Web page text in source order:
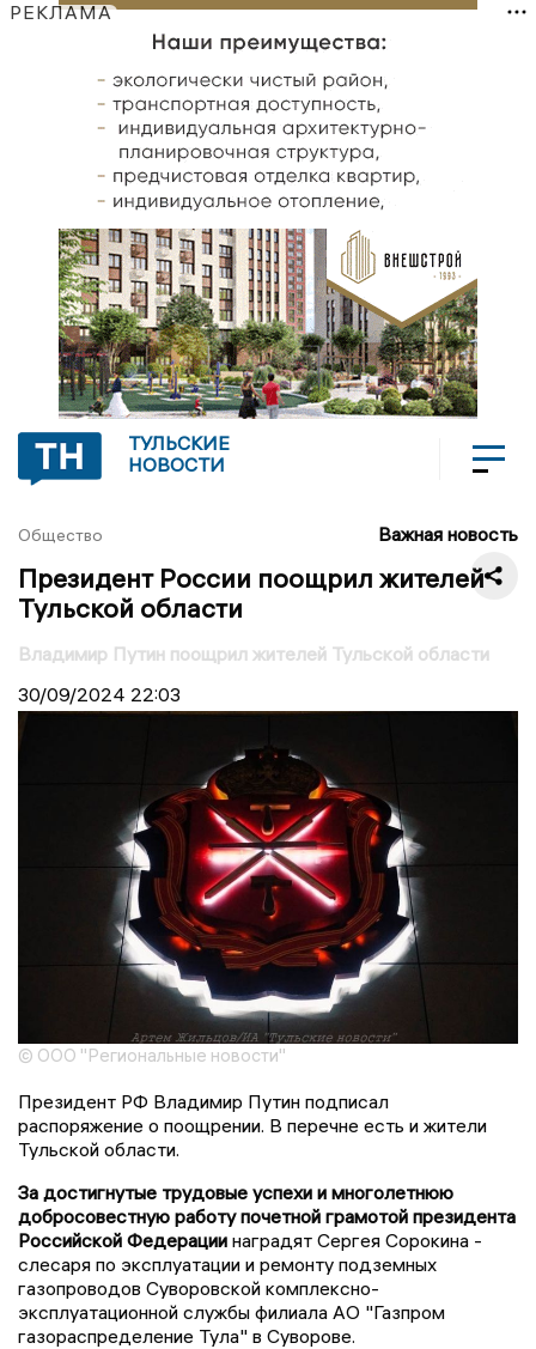
РЕКЛАМА
ТУЛЬСКИЕ
НОВОСТИ
Общество Важная новость
Президент России поощрил жителей
Тульской области
Владимир Путин поощрил жителей Тульской области
30/09/2024 22:03
© ООО "Региональные новости"
Президент РФ Владимир Путин подписал
распоряжение о поощрении. В перечне есть и жители
Тульской области.
За достигнутые трудовые успехи и многолетнюю
добросовестную работу почетной грамотой президента
Российской Федерации наградят Сергея Сорокина -
слесаря по эксплуатации и ремонту подземных
газопроводов Суворовской комплексно-
эксплуатационной службы филиала АО "Газпром
газораспределение Тула" в Суворове.